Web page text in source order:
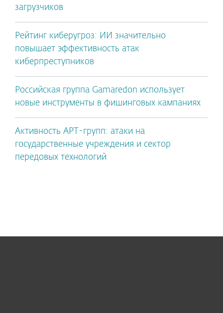
загрузчиков
Рейтинг киберугроз: ИИ значительно
повышает эффективность атак
киберпреступников
Российская группа Gamaredon использует
новые инструменты в фишинговых кампаниях
Активность APT-групп: атаки на
государственные учреждения и сектор
передовых технологий